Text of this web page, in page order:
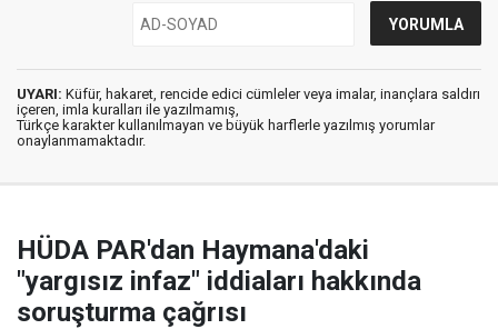
UYARI: Küfür, hakaret, rencide edici cümleler veya imalar, inançlara saldırı
içeren, imla kuralları ile yazılmamış,
Türkçe karakter kullanılmayan ve büyük harflerle yazılmış yorumlar
onaylanmamaktadır.
HÜDA PAR'dan Haymana'daki
"yargısız infaz" iddiaları hakkında
soruşturma çağrısı